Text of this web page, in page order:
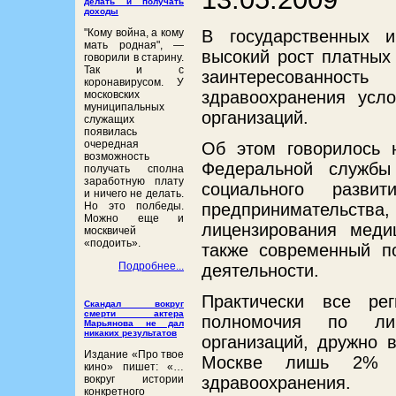
доходы
"Кому война, а кому
мать родная", ―
говорили в старину.
Так и с
коронавирусом. У
московских
муниципальных
служащих
появилась
очередная
возможность
получать сполна
заработную плату
и ничего не делать.
Но это полбеды.
Можно еще и
москвичей
«подоить».
Подробнее...
Скандал вокруг
смерти актера
Марьянова не дал
никаких результатов
Издание «Про твое
кино» пишет: «…
вокруг истории
конкретного
В государственных
высокий рост
здравоохранения
организаций.
Об этом говорилось
Федеральной
социального
лицензирования
также современный
деятельности.
Практически все
полномочия по
организаций, дружно
Москве лишь 2%
здравоохранения.